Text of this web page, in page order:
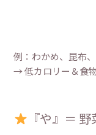
例：わかめ、昆布
→ 低カロリー＆食
『や』＝ 野